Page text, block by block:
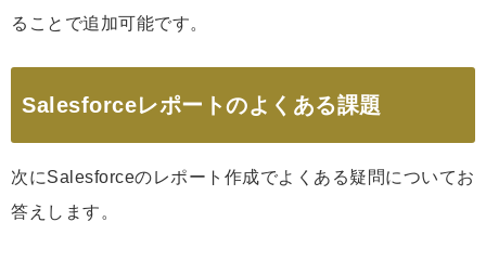
ることで追加可能です。
Salesforceレポートのよくある課題
次にSalesforceのレポート作成でよくある疑問についてお
答えします。